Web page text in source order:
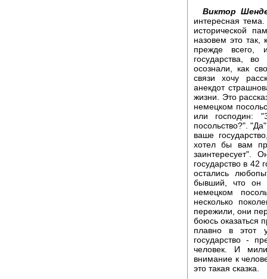
Виктор
интересная
исторической
назовем это так,
прежде всего,
государства,
осознали, как
связи хочу
анекдот
жизни. Это
немецком
или господин:
посольство?".
ваше
хотел бы вам
заинтересует".
государство в 42
остались
бывший, что он
немецком
несколько
пережили, они
боюсь оказаться
плавно в этот
государство -
человек. И
внимание к
это такая сказка.